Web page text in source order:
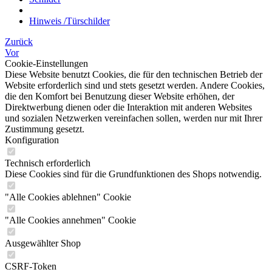
Hinweis /Türschilder
Zurück
Vor
Cookie-Einstellungen
Diese Website benutzt Cookies, die für den technischen Betrieb der
Website erforderlich sind und stets gesetzt werden. Andere Cookies,
die den Komfort bei Benutzung dieser Website erhöhen, der
Direktwerbung dienen oder die Interaktion mit anderen Websites
und sozialen Netzwerken vereinfachen sollen, werden nur mit Ihrer
Zustimmung gesetzt.
Konfiguration
Technisch erforderlich
Diese Cookies sind für die Grundfunktionen des Shops notwendig.
"Alle Cookies ablehnen" Cookie
"Alle Cookies annehmen" Cookie
Ausgewählter Shop
CSRF-Token